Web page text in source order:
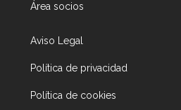
Área socios
Aviso Legal
Política de privacidad
Política de cookies